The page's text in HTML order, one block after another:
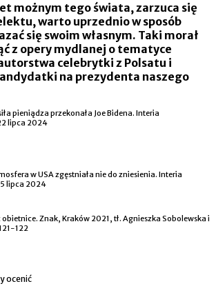
możnym tego świata, zarzuca się
warto uprzednio w sposób
się swoim własnym. Taki morał
z opery mydlanej o tematyce
celebrytki z Polsatu i
na prezydenta naszego
pieniądza przekonała Joe Bidena. Interia
lipca 2024
w USA zgęstniała nie do zniesienia. Interia
lipca 2024
obietnice. Znak, Kraków 2021, tł. Agnieszka Sobolewska i
122
ocenić